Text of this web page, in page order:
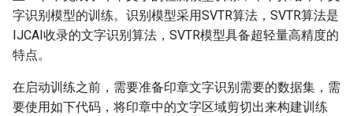
字识别模型的训练。识别模型采用SVTR算法，SVTR算法是
IJCAI收录的文字识别算法，SVTR模型具备超轻量高精度的
特点。
在启动训练之前，需要准备印章文字识别需要的数据集，需
要使用如下代码，将印章中的文字区域剪切出来构建训练